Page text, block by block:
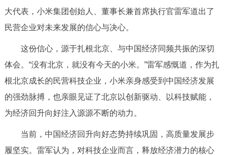
走进北京
绿色北京 图说北京 视频北京
多语种
ENGLISH 한국어
DEUTSCH FRANÇAIS РУССКИЙ ЯЗЫК
大代表，小米集团创始人、董事长兼首席执行官雷军道出了
民营企业对未来发展的信心与决心。
这份信心，源于扎根北京、与中国经济同频共振的深切
体会。“没有北京，就没有今天的小米。”雷军感慨道，作为扎
根北京成长的民营科技企业，小米亲身感受到中国经济发展
的强劲脉搏，也亲眼见证了北京以创新驱动、以科技赋能，
为经济回升向好注入源源不断的动力。
当前，中国经济回升向好态势持续巩固，高质量发展步
履坚实。雷军认为，对科技企业而言，释放经济潜力的核心